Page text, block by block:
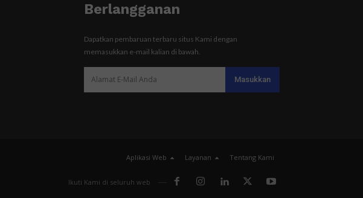
Berlangganan
Dapatkan pembaruan terbaru situs Kami dengan
memasukkan e-mail kalian di bawah.
Aplikasi Web Layanan Tentang Kami
Ikuti Kami di seluruh web